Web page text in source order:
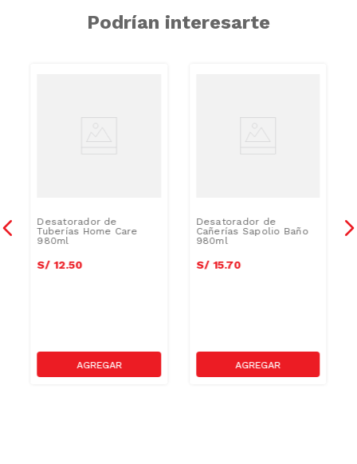
Podrían interesarte
Desatorador de
Tuberías Home Care
980ml
S/ 12.50
Desatorador de
Cañerías Sapolio Baño
980ml
S/ 15.70